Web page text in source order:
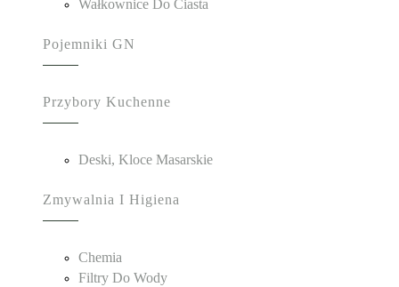
Wałkownice Do Ciasta
Pojemniki GN
Przybory Kuchenne
Deski, Kloce Masarskie
Zmywalnia I Higiena
Chemia
Filtry Do Wody